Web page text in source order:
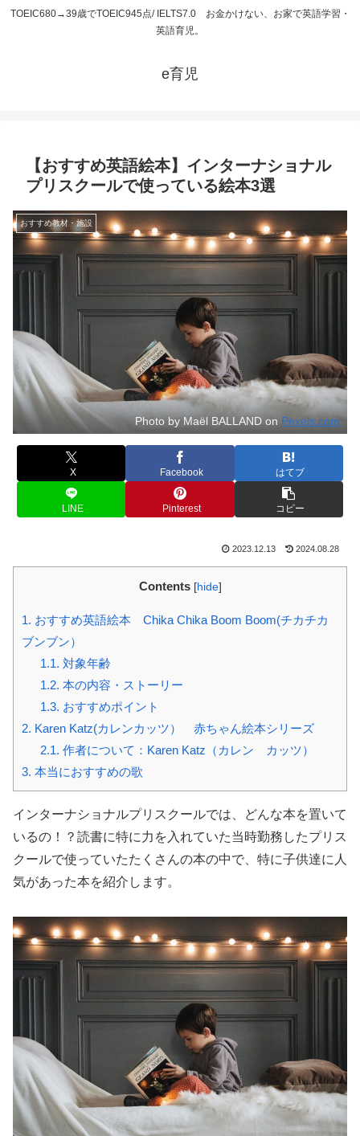
TOEIC680→39歳でTOEIC945点/ IELTS7.0 お金かけない、お家で英語学習・
英語育児。
e育児
【おすすめ英語絵本】インターナショナル
プリスクールで使っている絵本3選
おすすめ教材・施設
Photo by Maël BALLAND on Pexels.com
X Facebook はてブ
LINE Pinterest コピー
2023.12.13 2024.08.28
Contents [hide]
1. おすすめ英語絵本 Chika Chika Boom Boom(チカチカ
ブンブン）
1.1. 対象年齢
1.2. 本の内容・ストーリー
1.3. おすすめポイント
2. Karen Katz(カレンカッツ） 赤ちゃん絵本シリーズ
2.1. 作者について：Karen Katz（カレン カッツ）
3. 本当におすすめの歌
インターナショナルプリスクールでは、どんな本を置いて
いるの！？読書に特に力を入れていた当時勤務したプリス
クールで使っていたたくさんの本の中で、特に子供達に人
気があった本を紹介します。